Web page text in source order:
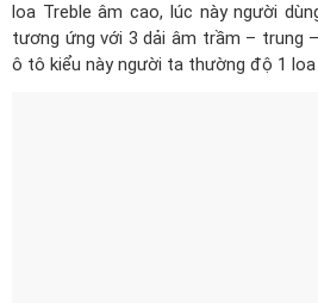
loa Treble âm cao, lúc này người
tương ứng với 3 dải âm trầm – trung
ô tô kiểu này người ta thường độ 1 loa